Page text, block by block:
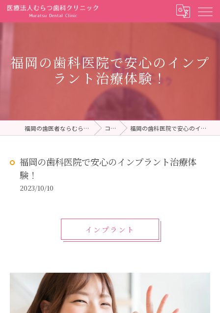
福岡の歯科医院で安心のインプ
ラント治療体験！
福岡の歯医者ならむらつ歯科クリニック コラム 福岡の歯科医院で安心のインプラント治療体験！
福岡の歯科医院で安心のインプラント治療体
験！
2023/10/10
インプラント